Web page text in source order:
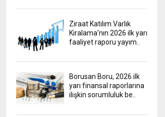
Ziraat Katılım Varlık
Kiralama'nın 2026 ilk yarı
faaliyet raporu yayım..
Borusan Boru, 2026 ilk
yarı finansal raporlarına
ilişkin sorumluluk be..